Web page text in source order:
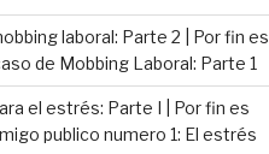
laboral: Parte 2 | Por fin es
de Mobbing Laboral: Parte 1
el estrés: Parte I | Por fin es
publico numero 1: El estrés